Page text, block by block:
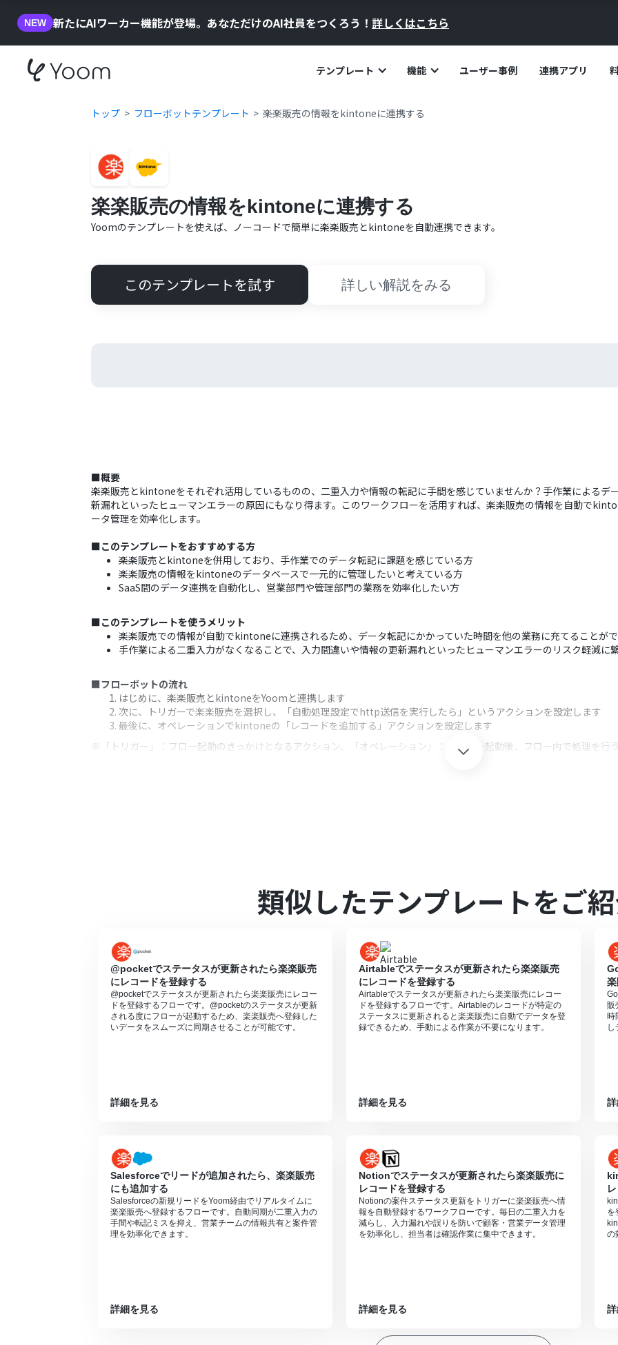
NEW 新たにAIワーカー機能が登場。あなただけのAI社員をつくろう！ 詳しくはこちら
テンプレート 機能 ユーザー事例 連携アプリ
トップ フローボットテンプレート 楽楽販売の情報をkintoneに連携する
楽楽販売の情報をkintoneに連携する
Yoomのテンプレートを使えば、ノーコードで簡単に楽楽販売とkintoneを自動連携できます。
このテンプレートを試す 詳しい解説をみる
■概要
楽楽販売とkintoneをそれぞれ活用しているものの、二重入力や情報の転記に手間を感じていませんか？手作業によるデ
新漏れといったヒューマンエラーの原因にもなり得ます。このワークフローを活用すれば、楽楽販売の情報を自動で
ータ管理を効率化します。
■このテンプレートをおすすめする方
楽楽販売とkintoneを併用しており、手作業でのデータ転記に課題を感じている方
楽楽販売の情報をkintoneのデータベースで一元的に管理したいと考えている方
SaaS間のデータ連携を自動化し、営業部門や管理部門の業務を効率化したい方
■このテンプレートを使うメリット
楽楽販売での情報が自動でkintoneに連携されるため、データ転記にかかっていた時間を他の業務に充てることが
手作業による二重入力がなくなることで、入力間違いや情報の更新漏れといったヒューマンエラーのリスク軽減に
■フローボットの流れ
はじめに、楽楽販売とkintoneをYoomと連携します
次に、トリガーで楽楽販売を選択し、「自動処理設定でhttp送信を実行したら」というアクションを設定します
最後に、オペレーションでkintoneの「レコードを追加する」アクションを設定します
※「トリガー」：フロー起動のきっかけとなるアクション、「オペレーション」：トリガー起動後、フロー内で処理を行
象のアプリを使用することができます。
楽楽販売でhttp送信を実行し、Yoomのフローボットを起動する方法は「楽楽販売でhttp送信を実行し、Yoomの
類似したテンプレートをご
@pocketでステータスが更新されたら楽楽販売
にレコードを登録する
@pocketでステータスが更新されたら楽楽販売にレコー
ドを登録するフローです。@pocketのステータスが更新
される度にフローが起動するため、楽楽販売へ登録した
いデータをスムーズに同期させることが可能です。
詳細を見る
Airtableでステータスが更新されたら楽楽販売
にレコードを登録する
Airtableでステータスが更新されたら楽楽販売にレコー
ドを登録するフローです。Airtableのレコードが特定の
ステータスに更新されると楽楽販売に自動でデータを登
録できるため、手動による作業が不要になります。
詳細を見る
販
時
し
Salesforceでリードが追加されたら、楽楽販売
にも追加する
Salesforceの新規リードをYoom経由でリアルタイムに
楽楽販売へ登録するフローです。自動同期が二重入力の
手間や転記ミスを抑え、営業チームの情報共有と案件管
理を効率化できます。
詳細を見る
Notionでステータスが更新されたら楽楽販売に
レコードを登録する
Notionの案件ステータス更新をトリガーに楽楽販売へ情
報を自動登録するワークフローです。毎日の二重入力を
減らし、入力漏れや誤りを防いで顧客・営業データ管理
を効率化し、担当者は確認作業に集中できます。
詳細を見る
を
の